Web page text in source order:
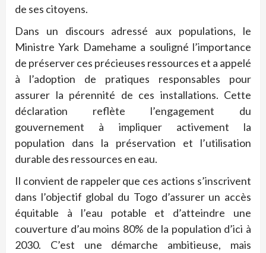
de ses citoyens.
Dans un discours adressé aux populations, le
Ministre Yark Damehame a souligné l’importance
de préserver ces précieuses ressources et a appelé
à l’adoption de pratiques responsables pour
assurer la pérennité de ces installations. Cette
déclaration reflète l’engagement du
gouvernement à impliquer activement la
population dans la préservation et l’utilisation
durable des ressources en eau.
Il convient de rappeler que ces actions s’inscrivent
dans l’objectif global du Togo d’assurer un accès
équitable à l’eau potable et d’atteindre une
couverture d’au moins 80% de la population d’ici à
2030. C’est une démarche ambitieuse, mais